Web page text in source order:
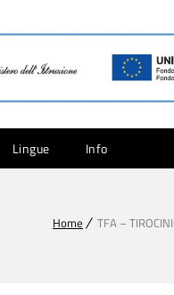
Lingue Info
Home TFA –